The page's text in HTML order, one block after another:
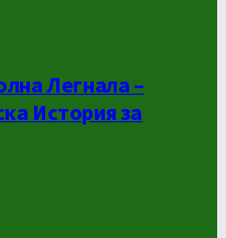
Легнала –
История за